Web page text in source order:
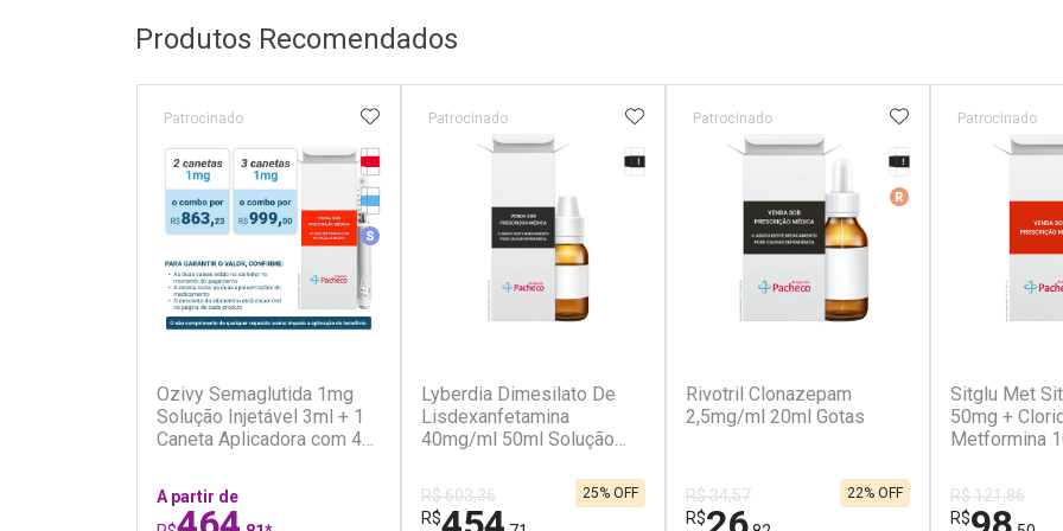
Produtos Recomendados
Ozivy Semaglutida 1mg
Solução Injetável 3ml + 1
Caneta Aplicadora com 4
Tarja Vermelha
Medicamento Refrigerado
Medicamento Similar
Patrocinado
A partir de
ADICIONAR AOS FAVORITOS
Lyberdia Dimesilato De
Lisdexanfetamina
40mg/ml 50ml Solução
Tarja Preta
Patrocinado
R$ 603,36
R$
25% OFF
ADICIONAR AOS FAVORITOS
Rivotril Clonazepam
2,5mg/ml 20ml Gotas
Tarja Preta
Medicamento De
Patrocinado
R$ 34,57
R$
22% OFF
ADICIONAR AOS
Sitglu Met
50mg +
Metformina
Patrocinado
R$ 121,86
R$